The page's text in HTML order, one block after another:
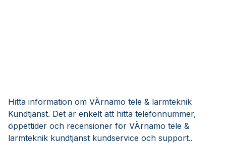
Hitta information om VÄrnamo tele & larmteknik
Kundtjänst. Det är enkelt att hitta telefonnummer,
öppettider och recensioner för VÄrnamo tele &
larmteknik kundtjänst kundservice och support..